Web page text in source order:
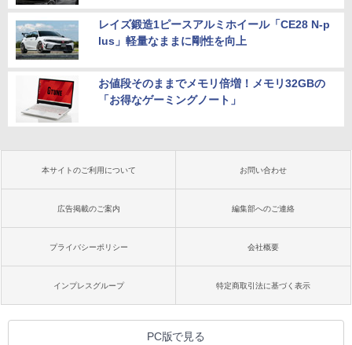
レイズ鍛造1ピースアルミホイール「CE28 N-p
lus」軽量なままに剛性を向上
お値段そのままでメモリ倍増！メモリ32GBの
「お得なゲーミングノート」
本サイトのご利用について お問い合わせ
広告掲載のご案内 編集部へのご連絡
プライバシーポリシー 会社概要
インプレスグループ 特定商取引法に基づく表示
PC版で見る